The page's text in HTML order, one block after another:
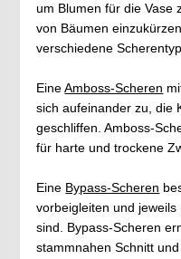
um Blumen für die Vase
von Bäumen
verschiedene
EineAmboss-Scheren
sich aufeinander zu, die
geschliffen. Amboss-
für harte und trockene
Eine Bypass-Scheren
vorbeigleiten und
sind. Bypass-Scheren
stammnahen Schnitt